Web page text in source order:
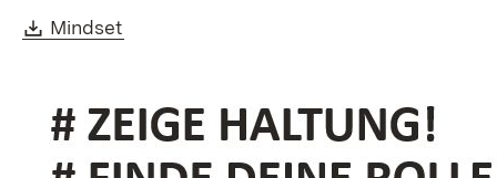
Download:
Mindset